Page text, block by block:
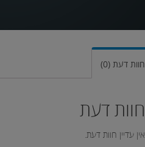
חוות דעת (0)
חוות דעת
אין עדיין חוות דעת.